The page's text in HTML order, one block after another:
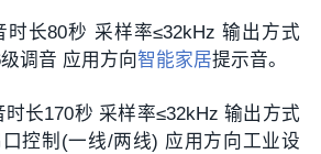
时长80秒 采样率≤32kHz 输出方式
调音 应用方向智能家居提示音。
时长170秒 采样率≤32kHz 输出方式
控制(一线/两线) 应用方向工业设